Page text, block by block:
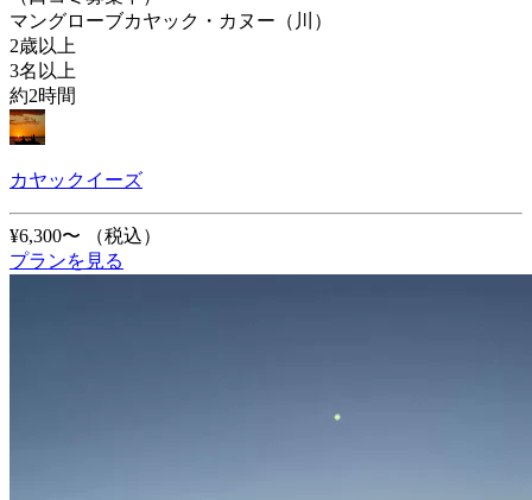
マングローブカヤック・カヌー（川）
2歳以上
3名以上
約2時間
カヤックイーズ
¥6,300〜
（税込）
プランを見る